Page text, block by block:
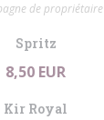
de propriétaire
Spritz
8,50 EUR
Kir Royal